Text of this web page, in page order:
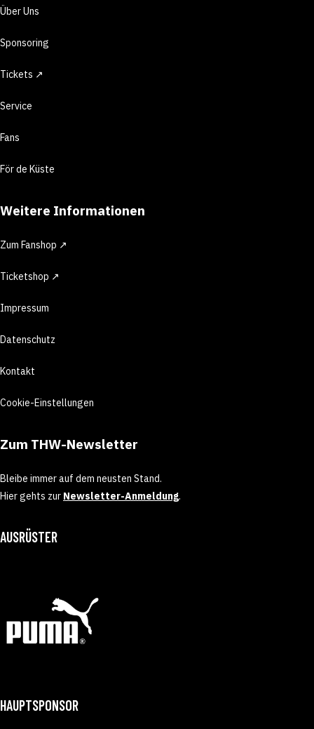
Über Uns
Sponsoring
Tickets ↗
Service
Fans
För de Küste
Weitere Informationen
Zum Fanshop ↗
Ticketshop ↗
Impressum
Datenschutz
Kontakt
Cookie-Einstellungen
Zum THW-Newsletter
Bleibe immer auf dem neusten Stand.
Hier gehts zur Newsletter-Anmeldung.
AUSRÜSTER
HAUPTSPONSOR